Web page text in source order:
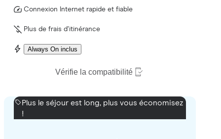
Connexion Internet rapide et fiable
Plus de frais d’itinérance
Always On inclus
Vérifie la compatibilité
Plus le séjour est long, plus vous économisez
!